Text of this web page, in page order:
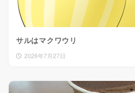
サルはマクワウリ
2026年7月27日